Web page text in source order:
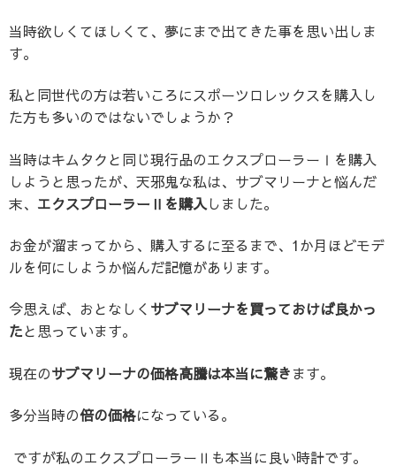
当時欲しくてほしくて、夢にまで出てきた事を思い出しま
す。
私と同世代の方は若いころにスポーツロレックスを購入し
た方も多いのではないでしょうか？
当時はキムタクと同じ現行品のエクスプローラーⅠを購入
しようと思ったが、天邪鬼な私は、サブマリーナと悩んだ
末、 エクスプローラーⅡを購入しました。
お金が溜まってから、購入するに至るまで、1か月ほどモデ
ルを何にしようか悩んだ記憶があります。
今思えば、おとなしく サブマリーナを買っておけば良かっ
たと思っています。
現在のサブマリーナの価格高騰は本当に驚きます。
多分当時の倍の価格になっている。
ですが私のエクスプローラーⅡも本当に良い時計です。